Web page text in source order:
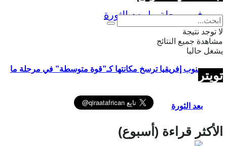
جنوب إفريقيا ترسخ مكانتها كـ”قوة متوسطة” في مرحلة ما
بعد الثورة
لا توجد نتيجة
مشاهدة جميع النتائج
يشغل حاليا
تويتر
الأكثر قراءة (أسبوع)